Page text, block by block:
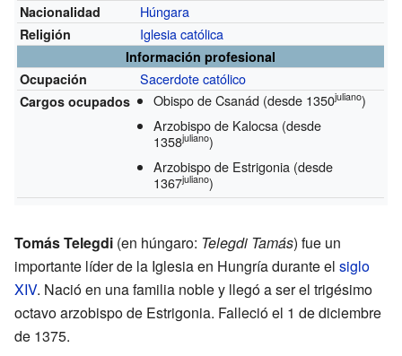
Nacionalidad Húngara
Religión Iglesia católica
Información profesional
Ocupación
Sacerdote católico
Cargos ocupados Obispo de Csanád (desde 1350juliano)
Arzobispo de Kalocsa (desde
1358juliano)
Arzobispo de Estrigonia (desde
1367juliano)
Tomás Telegdi (en húngaro: Telegdi Tamás) fue un
importante líder de la Iglesia en Hungría durante el siglo
XIV. Nació en una familia noble y llegó a ser el trigésimo
octavo arzobispo de Estrigonia. Falleció el 1 de diciembre
de 1375.